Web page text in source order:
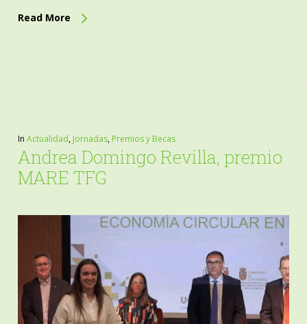
Read More
In Actualidad, Jornadas, Premios y Becas
Andrea Domingo Revilla, premio
MARE TFG